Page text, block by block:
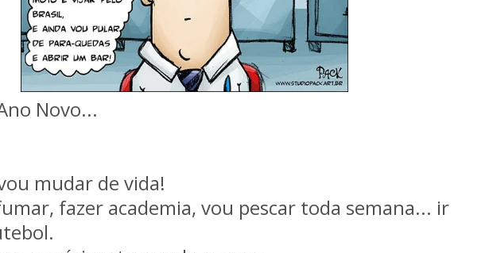
Novo...
mudar de vida!
fazer academia, vou pescar toda semana... ir